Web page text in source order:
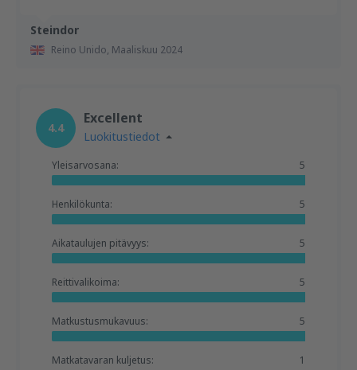
Steindor
Reino Unido, Maaliskuu 2024
4.4
Excellent
Luokitustiedot
Yleisarvosana: 5
Henkilökunta: 5
Aikataulujen pitävyys: 5
Reittivalikoima: 5
Matkustusmukavuus: 5
Matkatavaran kuljetus: 1